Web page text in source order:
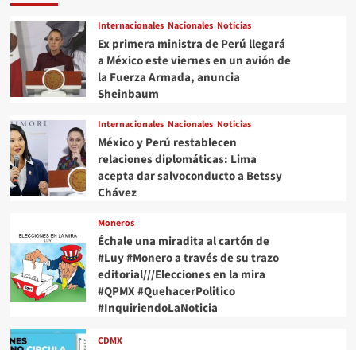
Internacionales Nacionales Noticias
Ex primera ministra de Perú llegará
a México este viernes en un avión de
la Fuerza Armada, anuncia
Sheinbaum
Internacionales Nacionales Noticias
México y Perú restablecen
relaciones diplomáticas: Lima
acepta dar salvoconducto a Betssy
Chávez
Moneros
Échale una miradita al cartón de
#Luy #Monero a través de su trazo
editorial///Elecciones en la mira
#QPMX #QuehacerPolitico
#InquiriendoLaNoticia
CDMX